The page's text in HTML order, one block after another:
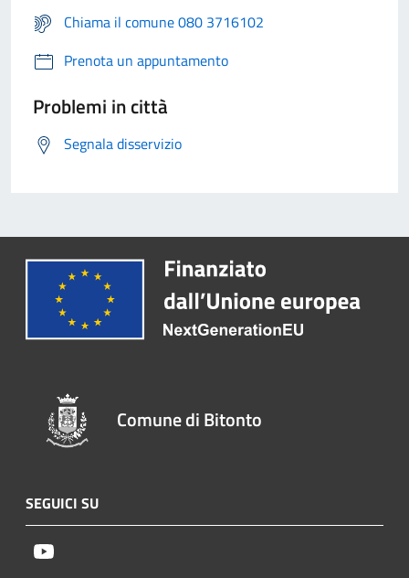
Chiama il comune 080 3716102
Prenota un appuntamento
Problemi in città
Segnala disservizio
Comune di Bitonto
SEGUICI SU